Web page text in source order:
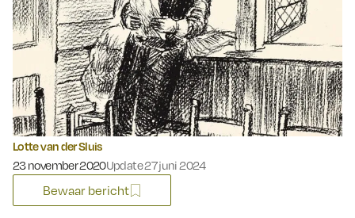
Lotte van der Sluis
Gepubliceerd op:
23 november 2020Update 27 juni 2024
Bewaar bericht